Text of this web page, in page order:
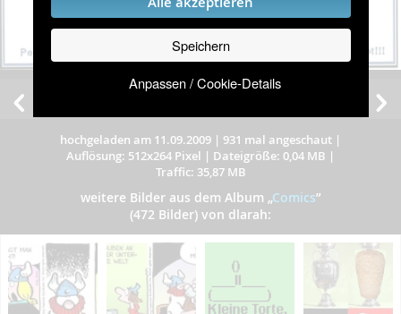
Speichern
Anpassen / Cookie-Details
hochgeladen am 11.09.2009 | 931 mal angeschaut |
Auflösung: 512x264 Pixel | Dateigröße: 0,04 MB |
Traffic: 35,87 MB
weitere Bilder aus dem Album „Comics”
(472 Bilder) von dlarah: